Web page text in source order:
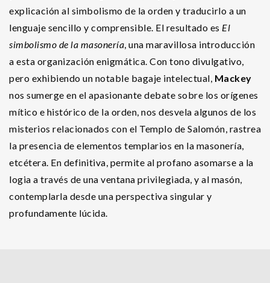
explicación al simbolismo de la orden y traducirlo a un
lenguaje sencillo y comprensible. El resultado es El
simbolismo de la masonería , una maravillosa introducción
a esta organización enigmática. Con tono divulgativo,
pero exhibiendo un notable bagaje intelectual, Mackey
nos sumerge en el apasionante debate sobre los orígenes
mítico e histórico de la orden, nos desvela algunos de los
misterios relacionados con el Templo de Salomón, rastrea
la presencia de elementos templarios en la masonería,
etcétera. En definitiva, permite al profano asomarse a la
logia a través de una ventana privilegiada, y al masón,
contemplarla desde una perspectiva singular y
profundamente lúcida.